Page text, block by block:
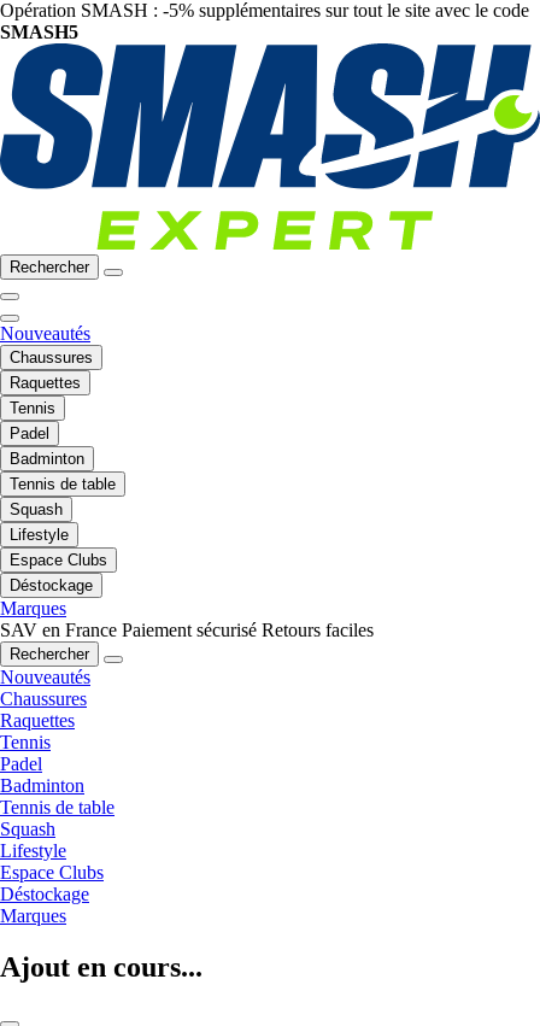
Opération SMASH : -5% supplémentaires sur tout le site avec le code
SMASH5
Rechercher
Nouveautés
Chaussures
Raquettes
Tennis
Padel
Badminton
Tennis de table
Squash
Lifestyle
Espace Clubs
Déstockage
Marques
SAV en France Paiement sécurisé Retours faciles
Rechercher
Nouveautés
Chaussures
Raquettes
Tennis
Padel
Badminton
Tennis de table
Squash
Lifestyle
Espace Clubs
Déstockage
Marques
Ajout en cours...